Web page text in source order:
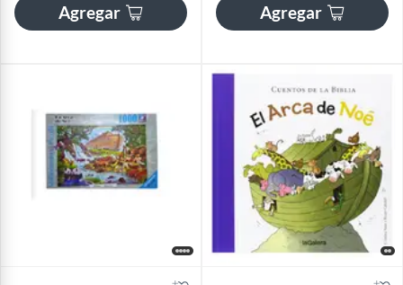
Agregar Agregar